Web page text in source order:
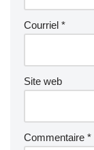
Courriel *
Site web
Commentaire *